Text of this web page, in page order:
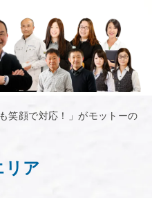
笑顔で対応！」がモットーの
リア